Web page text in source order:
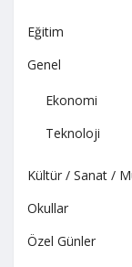
Eğitim
Genel
Ekonomi
Teknoloji
Kültür / Sanat /
Okullar
Özel Günler